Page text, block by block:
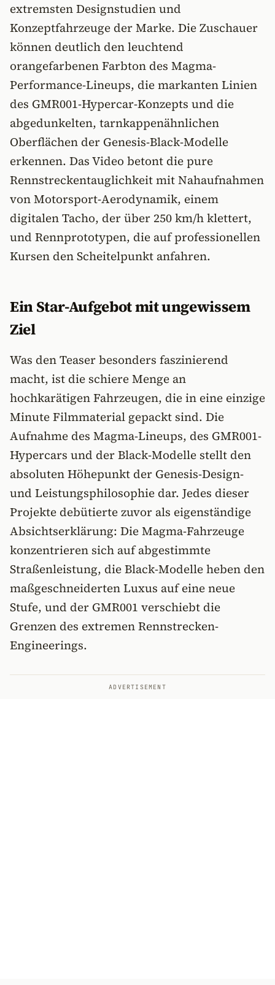
extremsten Designstudien und
Konzeptfahrzeuge der Marke. Die Zuschauer
können deutlich den leuchtend
orangefarbenen Farbton des Magma-
Performance-Lineups, die markanten Linien
des GMR001-Hypercar-Konzepts und die
abgedunkelten, tarnkappenähnlichen
Oberflächen der Genesis-Black-Modelle
erkennen. Das Video betont die pure
Rennstreckentauglichkeit mit Nahaufnahmen
von Motorsport-Aerodynamik, einem
digitalen Tacho, der über 250 km/h klettert,
und Rennprototypen, die auf professionellen
Kursen den Scheitelpunkt anfahren.
Ein Star-Aufgebot mit ungewissem
Ziel
Was den Teaser besonders faszinierend
macht, ist die schiere Menge an
hochkarätigen Fahrzeugen, die in eine einzige
Minute Filmmaterial gepackt sind. Die
Aufnahme des Magma-Lineups, des GMR001-
Hypercars und der Black-Modelle stellt den
absoluten Höhepunkt der Genesis-Design-
und Leistungsphilosophie dar. Jedes dieser
Projekte debütierte zuvor als eigenständige
Absichtserklärung: Die Magma-Fahrzeuge
konzentrieren sich auf abgestimmte
Straßenleistung, die Black-Modelle heben den
maßgeschneiderten Luxus auf eine neue
Stufe, und der GMR001 verschiebt die
Grenzen des extremen Rennstrecken-
Engineerings.
ADVERTISEMENT